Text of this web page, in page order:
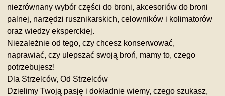
niezrównany wybór części do broni, akcesoriów do broni
palnej, narzędzi rusznikarskich, celowników i kolimatorów
oraz wiedzy eksperckiej.
Niezależnie od tego, czy chcesz konserwować,
naprawiać, czy ulepszać swoją broń, mamy to, czego
potrzebujesz!
Dla Strzelców, Od Strzelców
Dzielimy Twoją pasję i dokładnie wiemy, czego szukasz,